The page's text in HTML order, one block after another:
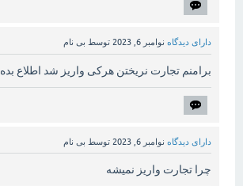
دارای دیدگاه نوامبر 6, 2023 توسط بی نام
برامنم تجارت نریختن هرکی واریز شد اطلاع بده
دارای دیدگاه نوامبر 6, 2023 توسط بی نام
چرا تجارت واریز نمیشه